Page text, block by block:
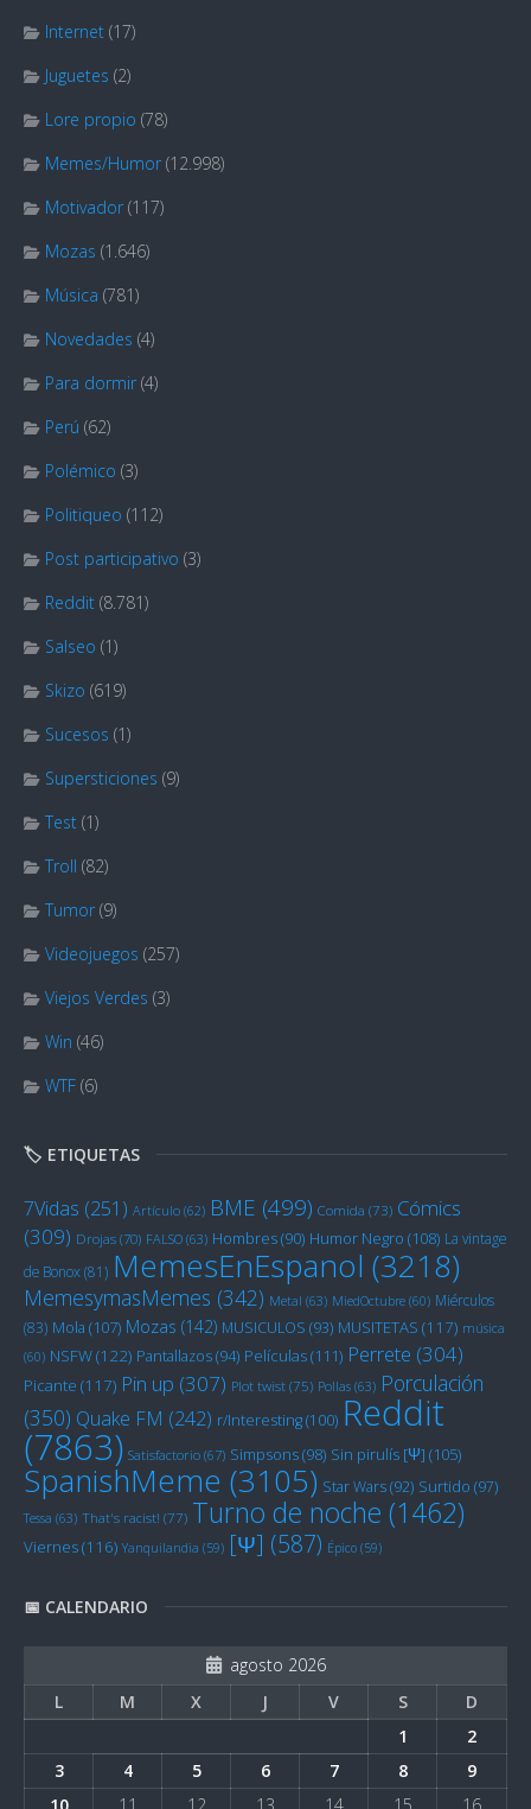
Internet (17)
Juguetes (2)
Lore propio (78)
Memes/Humor (12.998)
Motivador (117)
Mozas (1.646)
Música (781)
Novedades (4)
Para dormir (4)
Perú (62)
Polémico (3)
Politiqueo (112)
Post participativo (3)
Reddit (8.781)
Salseo (1)
Skizo (619)
Sucesos (1)
Supersticiones (9)
Test (1)
Troll (82)
Tumor (9)
Videojuegos (257)
Viejos Verdes (3)
Win (46)
WTF (6)
🏷️ ETIQUETAS
7Vidas (251) Artículo (62) BME (499) Comida (73) Cómics
(309) Drojas (70) FALSO (63) Hombres(90) Humor Negro (108) La vintage
de Bonox(81) MemesEnEspanol (3218)
MemesymasMemes (342) Metal (63) MiedOctubre (60) Miérculos
(83) Mola (107) Mozas (142) MUSICULOS (93) MUSITETAS (117) música
(60) NSFW(122) Pantallazos(94) Películas(111) Perrete (304)
Picante (117) Pin up (307) Plot twist (75) Pollas (63) Porculación
(350) Quake FM (242) r/Interesting(100) Reddit
(7863) Satisfactorio (67) Simpsons(98) Sin pirulís [Ψ] (105)
SpanishMeme (3105) Star Wars(92) Surtido (97)
Tessa (63) That's racist! (77) Turno de noche (1462)
Viernes(116) Yanquilandia (59) [Ψ] (587) Épico (59)
📅 CALENDARIO
agosto 2026
L
M X J V S
D
1
2
3
4 5 6 7 8
9
10
11 12 13 14 15 16